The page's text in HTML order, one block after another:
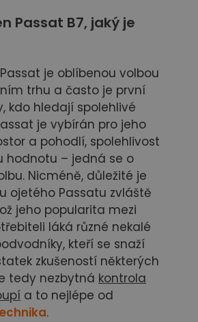
Passat B7, jaký je
je oblíbenou volbou
trhu a často je první
kdo hledají spolehlivé
je vybírán pro jeho
a pohodlí, spolehlivost
hodnotu – jedná se o
Nicméně, důležité je
ojetého Passatu zvláště
jeho popularita mezi
láká různé nekalé
kteří se snaží
zkušeností některých
tedy nezbytná kontrola
a to nejlépe od
.